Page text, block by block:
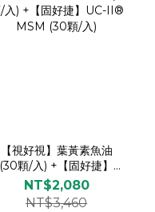
【視好視】葉黃素魚油
(30顆/入) +【固好捷】
UC-II® MSM (30顆/入)
NT$2,080
NT$3,460